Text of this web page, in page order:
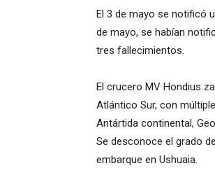
El 3 de mayo se notificó
de mayo, se habían
tres fallecimientos.
El crucero MV Hondius
Atlántico Sur, con
Antártida continental,
Se desconoce el grado
embarque en Ushuaia.